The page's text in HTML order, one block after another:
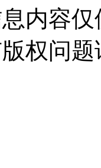
内容
权问